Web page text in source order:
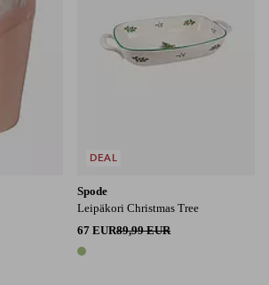
Spode
Leipäkori Christmas Tree
67 EUR89,99 EUR
1 väri
DEAL